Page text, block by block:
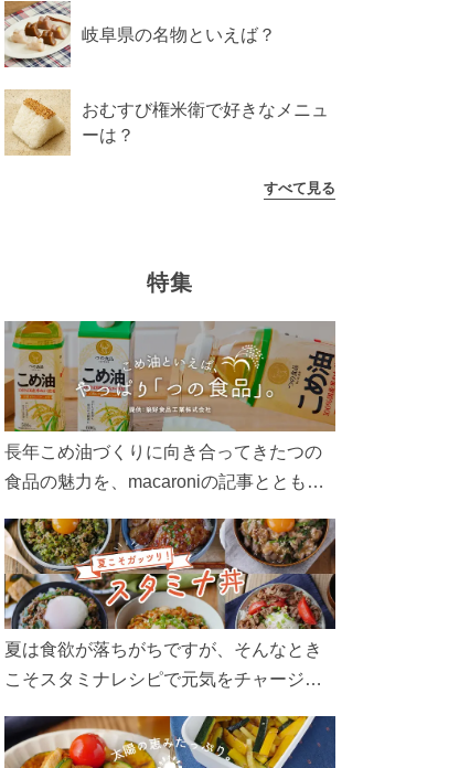
岐阜県の名物といえば？
おむすび権米衛で好きなメニュ
ーは？
すべて見る
特集
長年こめ油づくりに向き合ってきたつの
食品の魅力を、macaroniの記事とともに
ん、製造現場や品質へのこだわりまで。
こめ油をもっと好きになるコンテンツを
ぜひお楽しみください。
夏は食欲が落ちがちですが、そんなとき
こそスタミナレシピで元気をチャージ！
リ食べて、夏バテを吹き飛ばしましょ